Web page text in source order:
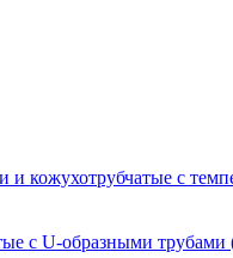
кожухотрубчатые с
с U-образными трубами